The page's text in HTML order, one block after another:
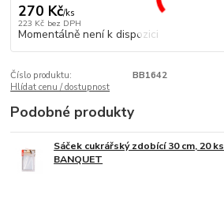
270 Kč/ks
223 Kč bez DPH
Momentálně není k dispozici
Číslo produktu:
BB1642
Hlídat cenu / dostupnost
Podobné produkty
Sáček cukrářský zdobící 30 cm, 20 ks
BANQUET